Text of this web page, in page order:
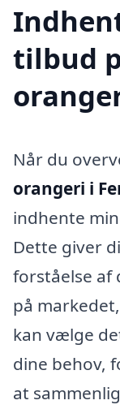
tilbud
Når du
orangeri i
indhente
Dette giver
forståelse af
på
kan vælge
dine behov,
at